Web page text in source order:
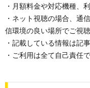
・月額料金や対応機種、
・ネット視聴の場合、通
信環境の良い場所でご視聴
・記載している情報は記
・ご利用は全て自己責任